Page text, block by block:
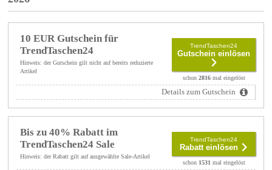
10 EUR Gutschein für
TrendTaschen24
Hinweis: der Gutschein gilt nicht auf bereits reduzierte
Artikel
TrendTaschen24
Gutschein einlösen
schon 2816mal eingelöst
Details zum Gutschein
Bis zu 40% Rabatt im
TrendTaschen24 Sale
Hinweis: der Rabatt gilt auf ausgewählte Sale-Artikel
TrendTaschen24
Rabatt einlösen
schon 1531 mal eingelöst